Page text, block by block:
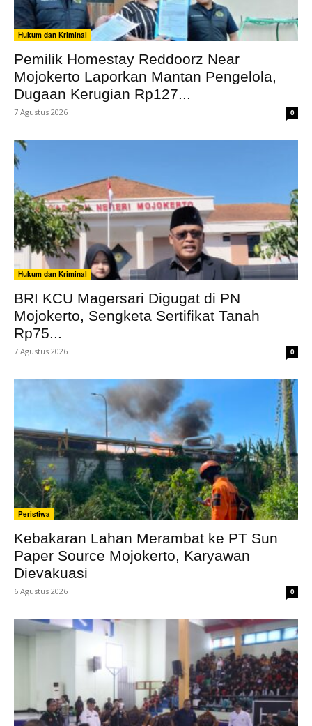
Hukum dan Kriminal
Pemilik Homestay Reddoorz Near
Mojokerto Laporkan Mantan Pengelola,
Dugaan Kerugian Rp127...
7 Agustus 2026 0
Hukum dan Kriminal
BRI KCU Magersari Digugat di PN
Mojokerto, Sengketa Sertifikat Tanah
Rp75...
7 Agustus 2026 0
Peristiwa
Kebakaran Lahan Merambat ke PT Sun
Paper Source Mojokerto, Karyawan
Dievakuasi
6 Agustus 2026 0